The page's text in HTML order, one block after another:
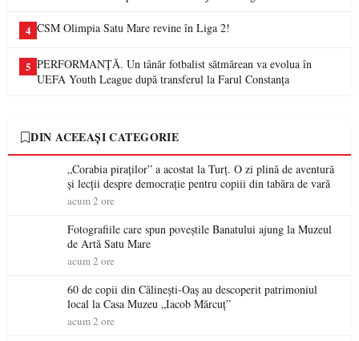
4 CSM Olimpia Satu Mare revine în Liga 2!
5 PERFORMANȚĂ. Un tânăr fotbalist sătmărean va evolua în
UEFA Youth League după transferul la Farul Constanța
DIN ACEEAȘI CATEGORIE
„Corabia piraților” a acostat la Turț. O zi plină de aventură
și lecții despre democrație pentru copiii din tabăra de vară
acum 2 ore
Fotografiile care spun poveștile Banatului ajung la Muzeul
de Artă Satu Mare
acum 2 ore
60 de copii din Călinești-Oaș au descoperit patrimoniul
local la Casa Muzeu „Iacob Mărcuț”
acum 2 ore